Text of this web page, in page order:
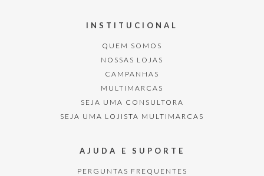
INSTITUCIONAL
QUEM SOMOS
NOSSAS LOJAS
CAMPANHAS
MULTIMARCAS
SEJA UMA CONSULTORA
SEJA UMA LOJISTA MULTIMARCAS
AJUDA E SUPORTE
PERGUNTAS FREQUENTES